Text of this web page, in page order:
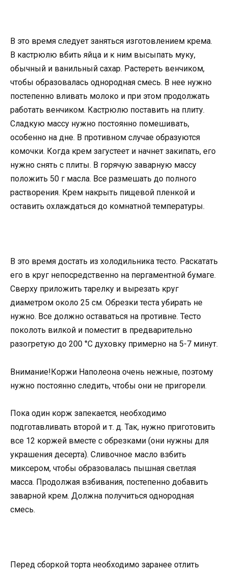
В это время следует заняться изготовлением крема.
В кастрюлю вбить яйца и к ним высыпать муку,
обычный и ванильный сахар. Растереть венчиком,
чтобы образовалась однородная смесь. В нее нужно
постепенно вливать молоко и при этом продолжать
работать венчиком. Кастрюлю поставить на плиту.
Сладкую массу нужно постоянно помешивать,
особенно на дне. В противном случае образуются
комочки. Когда крем загустеет и начнет закипать, его
нужно снять с плиты. В горячую заварную массу
положить 50 г масла. Все размешать до полного
растворения. Крем накрыть пищевой пленкой и
оставить охлаждаться до комнатной температуры.
В это время достать из холодильника тесто. Раскатать
его в круг непосредственно на пергаментной бумаге.
Сверху приложить тарелку и вырезать круг
диаметром около 25 см. Обрезки теста убирать не
нужно. Все должно оставаться на противне. Тесто
поколоть вилкой и поместит в предварительно
разогретую до 200 °C духовку примерно на 5-7 минут.
Внимание!Коржи Наполеона очень нежные, поэтому
нужно постоянно следить, чтобы они не пригорели.
Пока один корж запекается, необходимо
подготавливать второй и т. д. Так, нужно приготовить
все 12 коржей вместе с обрезками (они нужны для
украшения десерта). Сливочное масло взбить
миксером, чтобы образовалась пышная светлая
масса. Продолжая взбивания, постепенно добавить
заварной крем. Должна получиться однородная
смесь.
Перед сборкой торта необходимо заранее отлить